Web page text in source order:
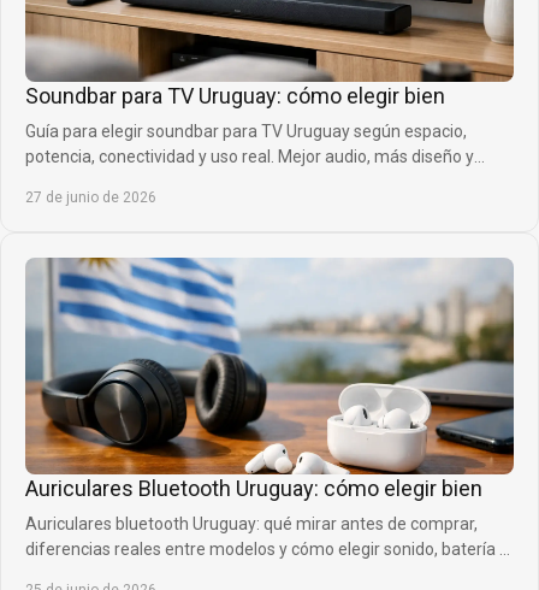
Soundbar para TV Uruguay: cómo elegir bien
Guía para elegir soundbar para TV Uruguay según espacio,
potencia, conectividad y uso real. Mejor audio, más diseño y
27 de junio de 2026
Auriculares Bluetooth Uruguay: cómo elegir bien
Auriculares bluetooth Uruguay: qué mirar antes de comprar,
diferencias reales entre modelos y cómo elegir sonido, batería y